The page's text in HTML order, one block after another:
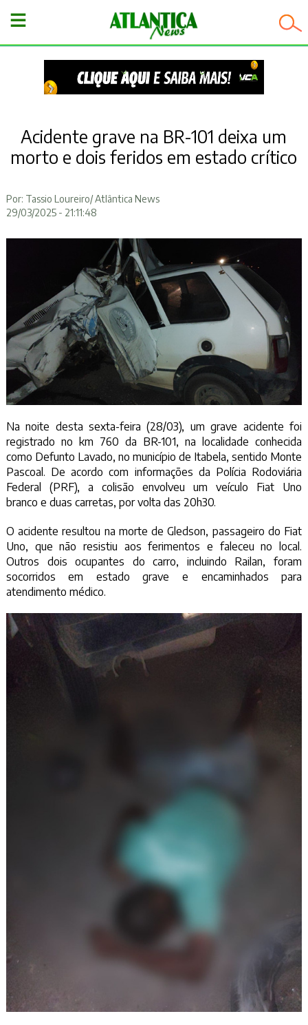
−
Acidente grave na BR-101 deixa um
morto e dois feridos em estado crítico
Por: Tassio Loureiro/ Atlântica News
29/03/2025 - 21:11:48
Na noite desta sexta-feira (28/03), um grave acidente foi
registrado no km 760 da BR-101, na localidade conhecida
como Defunto Lavado, no município de Itabela, sentido Monte
Pascoal. De acordo com informações da Polícia Rodoviária
Federal (PRF), a colisão envolveu um veículo Fiat Uno
branco e duas carretas, por volta das 20h30.
O acidente resultou na morte de Gledson, passageiro do Fiat
Uno, que não resistiu aos ferimentos e faleceu no local.
Outros dois ocupantes do carro, incluindo Railan, foram
socorridos em estado grave e encaminhados para
atendimento médico.